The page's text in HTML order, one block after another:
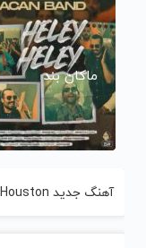
ماکان بند
آهنگ جدید Whitney Houston